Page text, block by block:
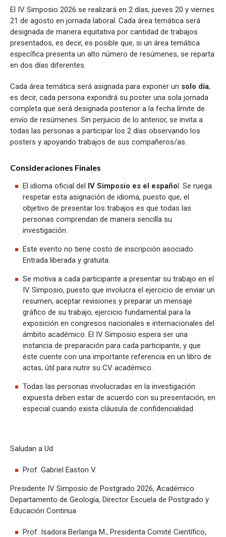
El IV Simposio 2026 se realizará en 2 días, jueves 20 y viernes
21 de agosto en jornada laboral. Cada área temática será
designada de manera equitativa por cantidad de trabajos
presentados, es decir, es posible que, si un área temática
específica presenta un alto número de resúmenes, se reparta
en dos días diferentes.
Cada área temática será asignada para exponer un solo día,
es decir, cada persona expondrá su poster una sola jornada
completa que será designada posterior a la fecha límite de
envío de resúmenes. Sin perjuicio de lo anterior, se invita a
todas las personas a participar los 2 días observando los
posters y apoyando trabajos de sus compañeros/as.
Consideraciones Finales
El idioma oficial del IV Simposio es el español. Se ruega
respetar esta asignación de idioma, puesto que, el
objetivo de presentar los trabajos es que todas las
personas comprendan de manera sencilla su
investigación.
Este evento no tiene costo de inscripción asociado.
Entrada liberada y gratuita.
Se motiva a cada participante a presentar su trabajo en el
IV Simposio, puesto que involucra el ejercicio de enviar un
resumen, aceptar revisiones y preparar un mensaje
gráfico de su trabajo, ejercicio fundamental para la
exposición en congresos nacionales e internacionales del
ámbito académico. El IV Simposio espera ser una
instancia de preparación para cada participante, y que
éste cuente con una importante referencia en un libro de
actas, útil para nutrir su CV académico.
Todas las personas involucradas en la investigación
expuesta deben estar de acuerdo con su presentación, en
especial cuando exista cláusula de confidencialidad.
Saludan a Ud.
Prof. Gabriel Easton V.
Presidente IV Simposio de Postgrado 2026, Académico
Departamento de Geología, Director Escuela de Postgrado y
Educación Continua
Prof. Isadora Berlanga M., Presidenta Comité Científico,